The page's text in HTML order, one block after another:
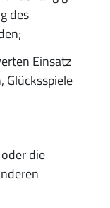
des
Einsatz
Glücksspiele
die